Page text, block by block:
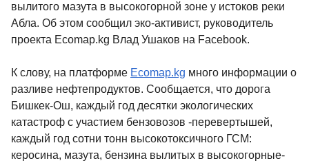
вылитого мазута в высокогорной зоне у истоков реки
Абла. Об этом сообщил эко-активист, руководитель
проекта Ecomap.kg Влад Ушаков на Facebook.
К слову, на платформе Ecomap.kg много информации о
разливе нефтепродуктов. Сообщается, что дорога
Бишкек-Ош, каждый год десятки экологических
катастроф с участием бензовозов -перевертышей,
каждый год сотни тонн высокотоксичного ГСМ:
керосина, мазута, бензина вылитых в высокогорные-